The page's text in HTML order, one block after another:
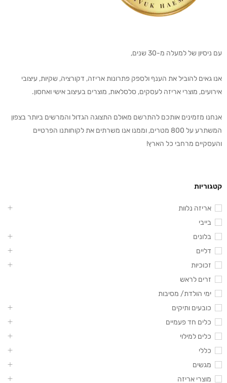
עם ניסיון של למעלה מ-30 שנים,
אנו גאים להוביל את הענף ולספק פתרונות אריזה, דקורציה, שקיות, עיצובי
אירועים, מוצרי אריזה לעסקים, סלסלאות, מוצרים בעיצוב אישי ואחסון.
אנחנו מזמינים אותכם להתרשם מאולם התצוגה הגדול והמרשים ביותר בצפון
המשתרע על 800 מטרים, וממנו אנו משרתים את לקוחותנו הפרטיים
והעסקיים מרחבי כל הארץ!
קטגוריות
אריזה נלוות
בייבי
בלונים
דליים
זכוכיות
זרים לראש
ימי הולדת/ מסיבות
כובעים ותיקים
כלים חד פעמיים
כלים למילוי
כללי
מגשים
מוצרי אריזה